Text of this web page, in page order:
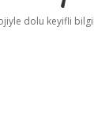
dolu keyifli